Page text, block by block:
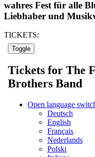
wahres Fest für alle
Liebhaber und
TICKETS: